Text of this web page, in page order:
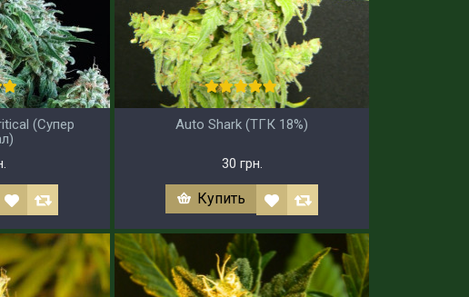
(Супер
Auto Shark (ТГК 18%)
30 грн.
Купить